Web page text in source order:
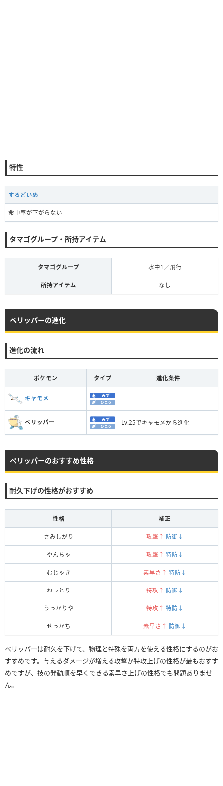
特性
するどいめ
命中率が下がらない
タマゴグループ・所持アイテム
タマゴグループ 水中1／飛行
所持アイテム なし
ペリッパーの進化
進化の流れ
ポケモン タイプ 進化条件
キャモメ -
ペリッパー Lv.25でキャモメから進化
ペリッパーのおすすめ性格
耐久下げの性格がおすすめ
性格 補正
さみしがり 攻撃↑ 防御↓
やんちゃ 攻撃↑ 特防↓
むじゃき 素早さ↑ 特防↓
おっとり 特攻↑ 防御↓
うっかりや 特攻↑ 特防↓
せっかち 素早さ↑ 防御↓
ペリッパーは耐久を下げて、物理と特殊を両方を使える性格にするのがお
すすめです。与えるダメージが増える攻撃か特攻上げの性格が最もおすす
めですが、技の発動順を早くできる素早さ上げの性格でも問題ありませ
ん。